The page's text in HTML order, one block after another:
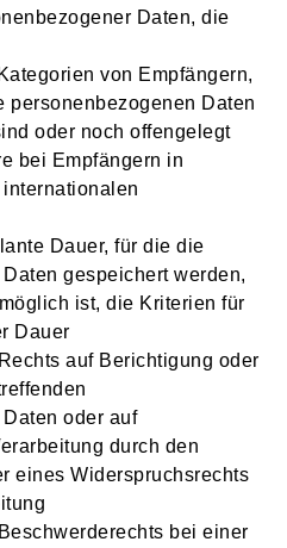
Daten, die
von Empfängern,
personenbezogenen Daten
oder noch offengelegt
bei Empfängern in
Dauer, für die die
gespeichert werden,
ist, die Kriterien für
Dauer
auf Berichtigung oder
oder auf
durch den
eines Widerspruchsrechts
bei einer